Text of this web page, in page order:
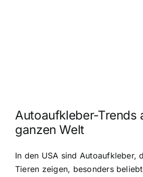
Autoaufkleber-Trends
ganzen Welt
In den USA sind Autoaufkleber,
Tieren zeigen, besonders